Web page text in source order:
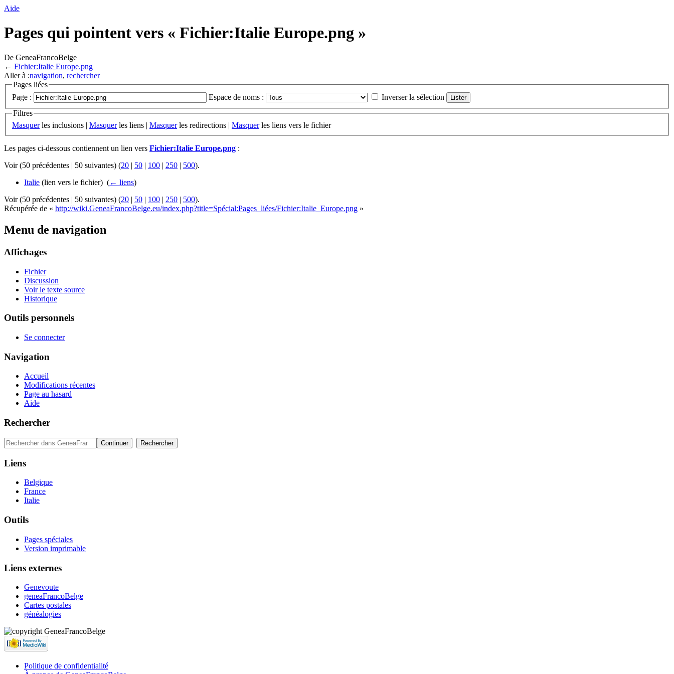
Aide
Pages qui pointent vers « Fichier:Italie Europe.png »
De GeneaFrancoBelge
← Fichier:Italie Europe.png
Aller à :navigation, rechercher
Pages liées
Page :
Espace de noms :
Inverser la sélection
Filtres
Masquerles inclusions | Masquerles liens | Masquerles redirections | Masquerles liens vers le fichier
Les pages ci-dessous contiennent un lien vers Fichier:Italie Europe.png :
Voir (50 précédentes | 50 suivantes) (20 | 50 | 100 | 250 | 500).
Italie (lien vers le fichier) ‎ (← liens)
Voir (50 précédentes | 50 suivantes) (20 | 50 | 100 | 250 | 500).
Récupérée de « http://wiki.GeneaFrancoBelge.eu/index.php?title=Spécial:Pages_liées/Fichier:Italie_Europe.png »
Menu de navigation
Affichages
Fichier
Discussion
Voir le texte source
Historique
Outils personnels
Se connecter
Navigation
Accueil
Modifications récentes
Page au hasard
Aide
Rechercher
Liens
Belgique
France
Italie
Outils
Pages spéciales
Version imprimable
Liens externes
Genevoute
geneaFrancoBelge
Cartes postales
généalogies
Politique de confidentialité